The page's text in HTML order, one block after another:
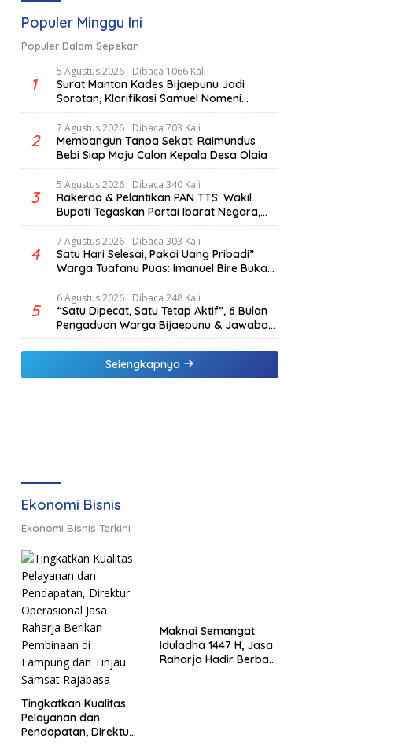
Populer Minggu Ini
Populer Dalam Sepekan
1
5 Agustus 2026 Dibaca 1066 Kali
Surat Mantan Kades Bijaepunu Jadi
Sorotan, Klarifikasi Samuel Nomeni
Berbeda dengan Isi Dokumen yang
Beredar
2
7 Agustus 2026 Dibaca 703 Kali
Membangun Tanpa Sekat: Raimundus
Bebi Siap Maju Calon Kepala Desa Olaia
3
5 Agustus 2026 Dibaca 340 Kali
Rakerda & Pelantikan PAN TTS: Wakil
Bupati Tegaskan Partai Ibarat Negara,
SPK Buka Kabar Sawah 3.000 Hektar &
Larangan Politik Uang
4
7 Agustus 2026 Dibaca 303 Kali
Satu Hari Selesai, Pakai Uang Pribadi”
Warga Tuafanu Puas: Imanuel Bire Bukan
Menunggu, Tapi Langsung Bekerja
5
6 Agustus 2026 Dibaca 248 Kali
“Satu Dipecat, Satu Tetap Aktif”, 6 Bulan
Pengaduan Warga Bijaepunu & Jawaban
Asisten I TTS: Pelan-pelan, Tapi Pasti.
Selengkapnya
Ekonomi Bisnis
Ekonomi Bisnis Terkini
Tingkatkan Kualitas
Pelayanan dan
Pendapatan, Direktur
Maknai Semangat
Iduladha 1447 H, Jasa
Raharja Hadir Berbagi